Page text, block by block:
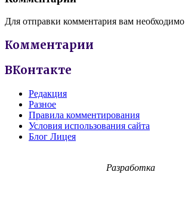
Для отправки комментария вам необходимо
Комментарии
ВКонтакте
Редакция
Разное
Правила комментирования
Условия использования сайта
Блог Лицея
Разработка